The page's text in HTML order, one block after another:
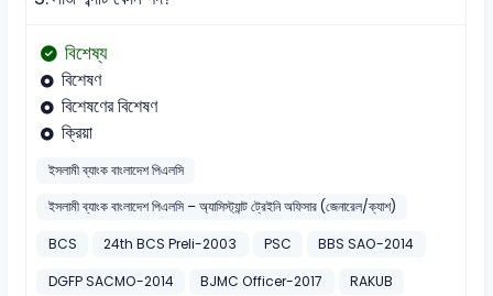
বিশেষ্য
বিশেষণ
বিশেষণের বিশেষণ
ক্রিয়া
ইসলামী ব্যাংক বাংলাদেশ পিএলসি
ইসলামী ব্যাংক বাংলাদেশ পিএলসি – অ্যাসিস্ট্যান্ট ট্রেইনি অফিসার (জেনারেল/ক্যাশ)
BCS
24th BCS Preli-2003 PSC
BBS SAO-2014
DGFP SACMO-2014
BJMC Officer-2017
RAKUB